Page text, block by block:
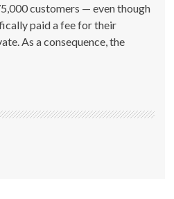
customers — even though
paid a fee for their
As a consequence, the